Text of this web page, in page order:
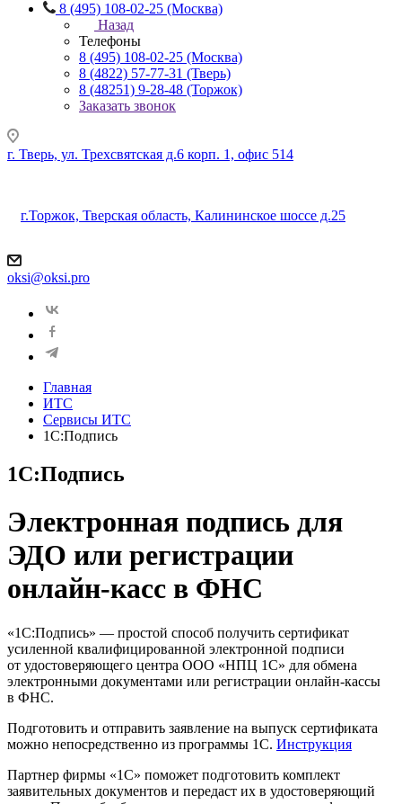
8 (495) 108-02-25 (Москва)
Назад
Телефоны
8 (495) 108-02-25 (Москва)
8 (4822) 57-77-31 (Тверь)
8 (48251) 9-28-48 (Торжок)
Заказать звонок
г. Тверь, ул. Трехсвятская д.6 корп. 1, офис 514
г.Торжок, Тверская область, Калининское шоссе д.25
oksi@oksi.pro
Главная
ИТС
Сервисы ИТС
1С:Подпись
1С:Подпись
Электронная подпись для
ЭДО или регистрации
онлайн-касс в ФНС
«1С:Подпись» — простой способ получить сертификат
усиленной квалифицированной электронной подписи
от удостоверяющего центра ООО «НПЦ 1С» для обмена
электронными документами или регистрации онлайн-кассы
в ФНС.
Подготовить и отправить заявление на выпуск сертификата
можно непосредственно из программы 1С. Инструкция
Партнер фирмы «1С» поможет подготовить комплект
заявительных документов и передаст их в удостоверяющий